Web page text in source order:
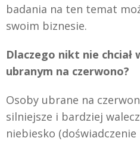
badania na ten temat
swoim biznesie.
Dlaczego nikt nie chciał
ubranym na czerwono?
Osoby ubrane na
silniejsze i bardziej
niebiesko